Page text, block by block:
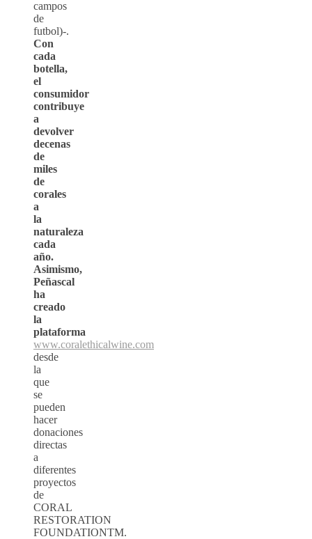
campos
de
futbol)-.
Con
cada
botella,
el
consumidor
contribuye
a
devolver
decenas
de
miles
de
corales
a
la
naturaleza
cada
año.
Asimismo,
Peñascal
ha
creado
la
plataforma
www.coralethicalwine.com
desde
la
que
se
pueden
hacer
donaciones
directas
a
diferentes
proyectos
de
CORAL
RESTORATION
FOUNDATIONTM.